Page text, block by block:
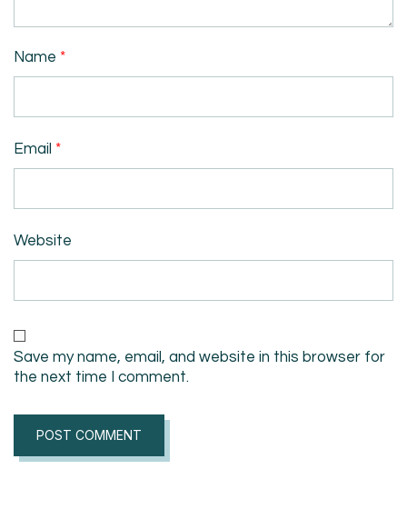
Name *
Email *
Website
Save my name, email, and website in this browser for
the next time I comment.